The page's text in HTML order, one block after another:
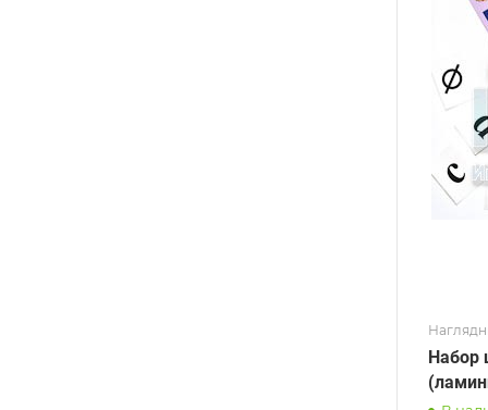
Набор